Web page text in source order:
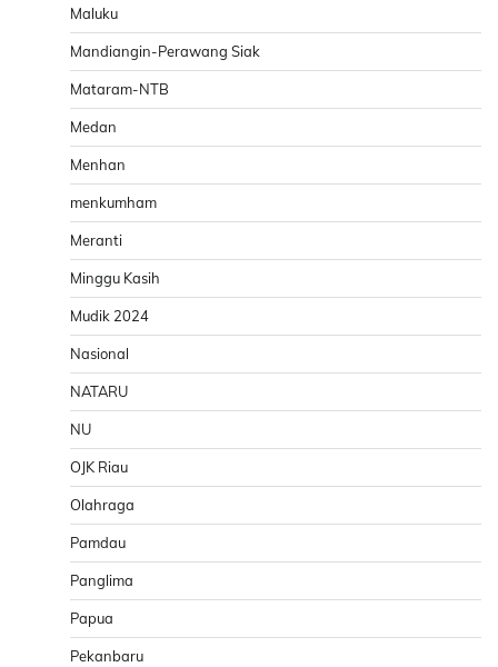
Maluku
Mandiangin-Perawang Siak
Mataram-NTB
Medan
Menhan
menkumham
Meranti
Minggu Kasih
Mudik 2024
Nasional
NATARU
NU
OJK Riau
Olahraga
Pamdau
Panglima
Papua
Pekanbaru